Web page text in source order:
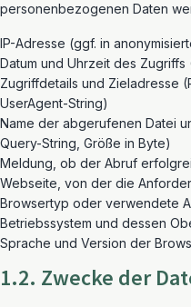
personenbezogenen Daten
IP-Adresse (ggf. in
Datum und Uhrzeit des Zugriffs
Zugriffdetails und Zieladresse
UserAgent-String)
Name der abgerufenen Datei
Query-String, Größe in Byte)
Meldung, ob der Abruf
Webseite, von der die
Browsertyp oder verwendete
Betriebssystem und dessen
Sprache und Version der
1.2. Zwecke der